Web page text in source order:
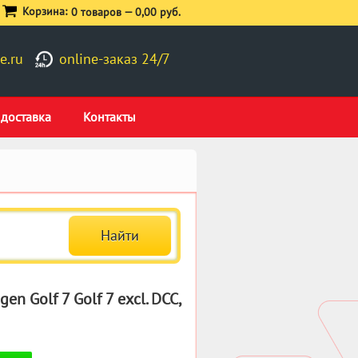
online-заказ 24/7
Контакты
Корзина: 0 товаров —0,00 руб.
Golf 7 Golf 7 excl. DCC,